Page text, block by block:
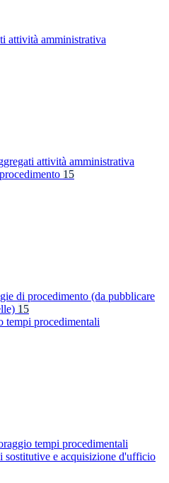
attività amministrativa
attività amministrativa
15
di procedimento (da pubblicare
15
tempi procedimentali
tempi procedimentali
sostitutive e acquisizione d'ufficio